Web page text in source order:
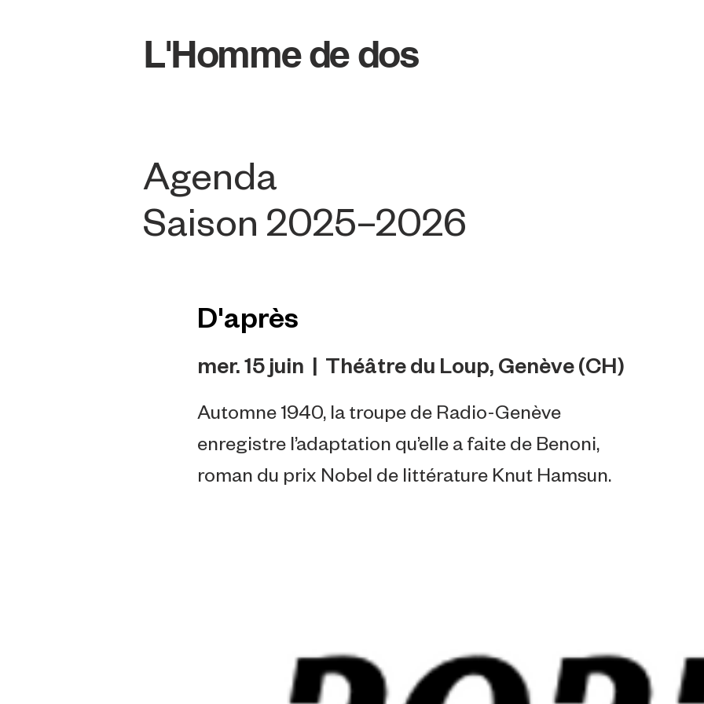
L'Homme de dos
Agenda
Saison 2025–2026
D'après
mer. 15 juin
  |
Théâtre du Loup, Genève (CH)
Automne 1940, la troupe de Radio-Genève
enregistre l’adaptation qu’elle a faite de Benoni,
roman du prix Nobel de littérature Knut Hamsun.